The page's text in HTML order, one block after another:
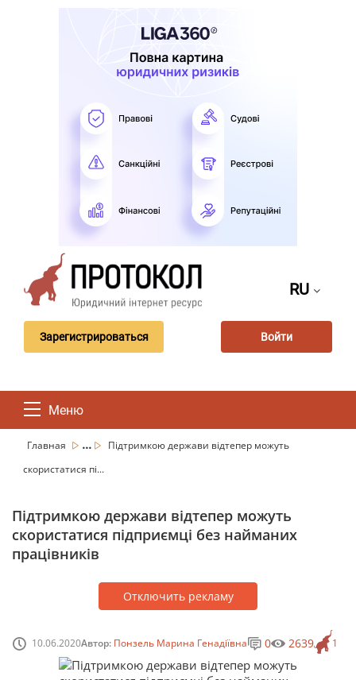
RU
Зарегистрироваться Войти
Меню
Главная ...
Підтримкою держави відтепер можуть
скористатися пі...
Підтримкою держави відтепер можуть
скористатися підприємці без найманих
працівників
Отключить рекламу
10.06.2020Автор: Понзель Марина Генадіївна 1
0 2639